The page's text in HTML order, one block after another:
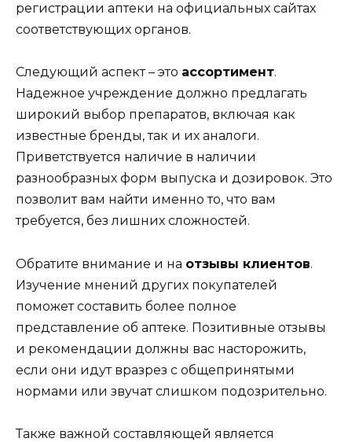
регистрации аптеки на официальных сайтах
соответствующих органов.
Следующий аспект – это ассортимент.
Надежное учреждение должно предлагать
широкий выбор препаратов, включая как
известные бренды, так и их аналоги.
Приветствуется наличие в наличии
разнообразных форм выпуска и дозировок. Это
позволит вам найти именно то, что вам
требуется, без лишних сложностей.
Обратите внимание и на отзывы клиентов.
Изучение мнений других покупателей
поможет составить более полное
представление об аптеке. Позитивные отзывы
и рекомендации должны вас насторожить,
если они идут вразрез с общепринятыми
нормами или звучат слишком подозрительно.
Также важной составляющей является